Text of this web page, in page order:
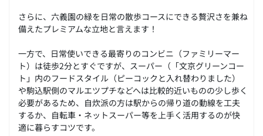
さらに、六義園の緑を日常の散歩コースにできる贅沢さを兼ね
備えたプレミアムな立地と言えます！
一方で、日常使いできる最寄りのコンビニ（ファミリーマー
ト）は徒歩2分とすぐですが、スーパー（「文京グリーンコー
ト」内のフードスタイル（ピーコックと入れ替わりました）
や駒込駅側のマルエツプチなどへは比較的近いものの少し歩く
必要があるため、自炊派の方は駅からの帰り道の動線を工夫
するか、自転車・ネットスーパー等を上手く活用するのが快
適に暮らすコツです。